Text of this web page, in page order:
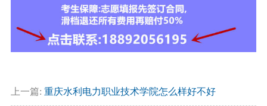
上一篇: 重庆水利电力职业技术学院怎么样好不好